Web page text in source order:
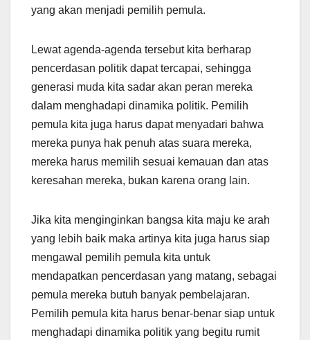
yang akan menjadi pemilih pemula.
Lewat agenda-agenda tersebut kita berharap
pencerdasan politik dapat tercapai, sehingga
generasi muda kita sadar akan peran mereka
dalam menghadapi dinamika politik. Pemilih
pemula kita juga harus dapat menyadari bahwa
mereka punya hak penuh atas suara mereka,
mereka harus memilih sesuai kemauan dan atas
keresahan mereka, bukan karena orang lain.
Jika kita menginginkan bangsa kita maju ke arah
yang lebih baik maka artinya kita juga harus siap
mengawal pemilih pemula kita untuk
mendapatkan pencerdasan yang matang, sebagai
pemula mereka butuh banyak pembelajaran.
Pemilih pemula kita harus benar-benar siap untuk
menghadapi dinamika politik yang begitu rumit